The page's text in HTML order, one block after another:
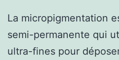
La micropigmentation
semi-permanente qui
ultra-fines pour